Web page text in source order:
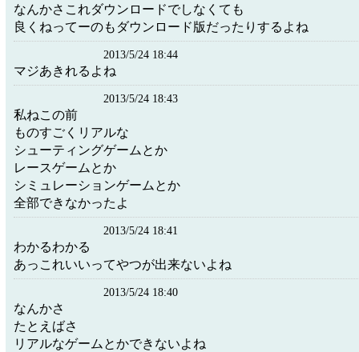
なんかさこれダウンロードでしなくても
良くねってーのもダウンロード版だったりするよね
2013/5/24 18:44
マジあきれるよね
2013/5/24 18:43
私ねこの前
ものすごくリアルな
シューティングゲームとか
レースゲームとか
シミュレーションゲームとか
全部できなかったよ
2013/5/24 18:41
わかるわかる
あっこれいいってやつが出来ないよね
2013/5/24 18:40
なんかさ
たとえばさ
リアルなゲームとかできないよね